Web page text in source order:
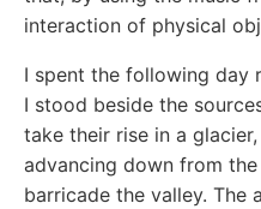
interaction of physical
I spent the following day
I stood beside the
take their rise in a glacier,
advancing down from
barricade the valley. The